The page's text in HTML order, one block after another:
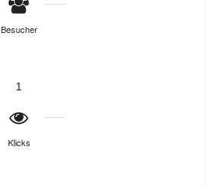
Besucher
1
Klicks